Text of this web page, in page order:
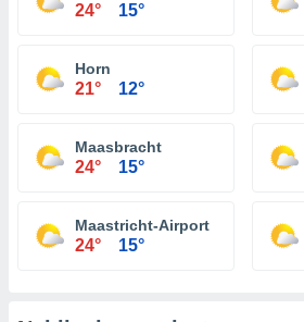
24° 15°
Horn
21° 12°
Maasbracht
24° 15°
Maastricht-Airport
24° 15°